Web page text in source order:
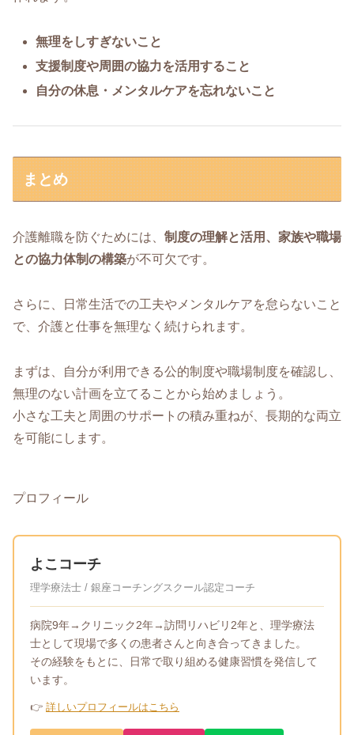
無理をしすぎないこと
支援制度や周囲の協力を活用すること
自分の休息・メンタルケアを忘れないこと
まとめ
介護離職を防ぐためには、 制度の理解と活用、家族や職場
との協力体制の構築が不可欠です。
さらに、日常生活での工夫やメンタルケアを怠らないこと
で、介護と仕事を無理なく続けられます。
まずは、自分が利用できる公的制度や職場制度を確認し、
無理のない計画を立てることから始めましょう。
小さな工夫と周囲のサポートの積み重ねが、長期的な両立
を可能にします。
プロフィール
よこコーチ
理学療法士 / 銀座コーチングスクール認定コーチ
病院9年→クリニック2年→訪問リハビリ2年と、理学療法
士として現場で多くの患者さんと向き合ってきました。
その経験をもとに、日常で取り組める健康習慣を発信して
います。
👉 詳しいプロフィールはこちら